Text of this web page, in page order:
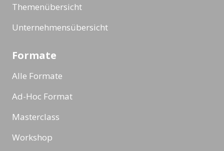
Themenübersicht
Unternehmensübersicht
Formate
Alle Formate
Ad-Hoc Format
Masterclass
Workshop